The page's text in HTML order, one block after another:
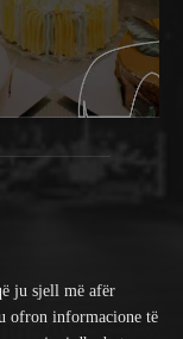
ju sjell më afër
ofron informacione të